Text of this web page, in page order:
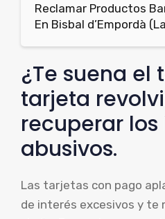
Reclamar Productos
En Bisbal d’Empordà
¿Te suena el
tarjeta
recuperar los
abusivos.
Las tarjetas con pago
de interés excesivos y te